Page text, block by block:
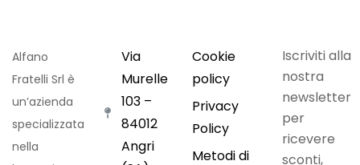
Alfano
Fratelli Srl è
un’azienda
specializzata
nella
Via
Murelle
103 –
84012
Angri
Cookie
policy
Privacy
Policy
Metodi di
Iscriviti alla
nostra
newsletter
per
ricevere
sconti,